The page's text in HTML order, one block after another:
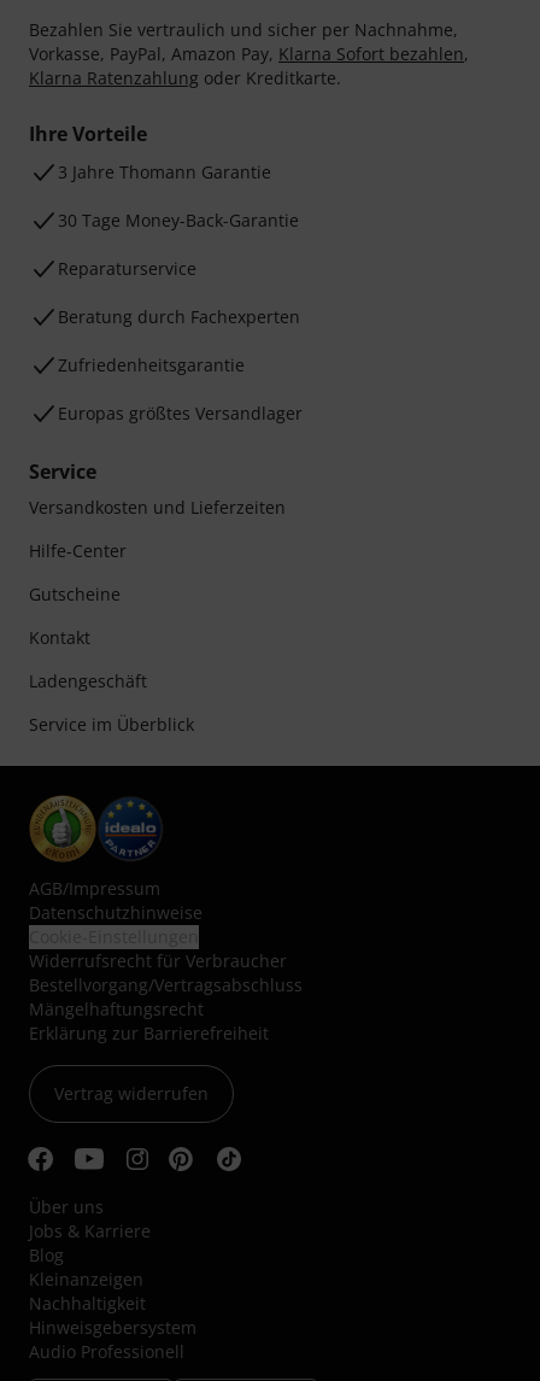
Bezahlen Sie vertraulich und sicher per Nachnahme,
Vorkasse, PayPal, Amazon Pay, Klarna Sofort bezahlen,
Klarna Ratenzahlung oder Kreditkarte.
Ihre Vorteile
3 Jahre Thomann Garantie
30 Tage Money-Back-Garantie
Reparaturservice
Beratung durch Fachexperten
Zufriedenheitsgarantie
Europas größtes Versandlager
Service
Versandkosten und Lieferzeiten
Hilfe-Center
Gutscheine
Kontakt
Ladengeschäft
Service im Überblick
AGB/Impressum
Datenschutzhinweise
Widerrufsrecht für Verbraucher
Bestellvorgang/Vertragsabschluss
Mängelhaftungsrecht
Erklärung zur Barrierefreiheit
Vertrag widerrufen
Über uns
Jobs & Karriere
Blog
Kleinanzeigen
Nachhaltigkeit
Hinweisgebersystem
Audio Professionell